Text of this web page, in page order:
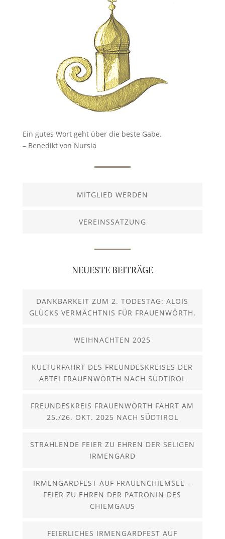
Ein gutes Wort geht über die beste Gabe.
– Benedikt von Nursia
MITGLIED WERDEN
VEREINSSATZUNG
NEUESTE BEITRÄGE
DANKBARKEIT ZUM 2. TODESTAG: ALOIS
GLÜCKS VERMÄCHTNIS FÜR FRAUENWÖRTH.
WEIHNACHTEN 2025
KULTURFAHRT DES FREUNDESKREISES DER
ABTEI FRAUENWÖRTH NACH SÜDTIROL
FREUNDESKREIS FRAUENWÖRTH FÄHRT AM
25./26. OKT. 2025 NACH SÜDTIROL
STRAHLENDE FEIER ZU EHREN DER SELIGEN
IRMENGARD
IRMENGARDFEST AUF FRAUENCHIEMSEE –
FEIER ZU EHREN DER PATRONIN DES
CHIEMGAUS
FEIERLICHES IRMENGARDFEST AUF